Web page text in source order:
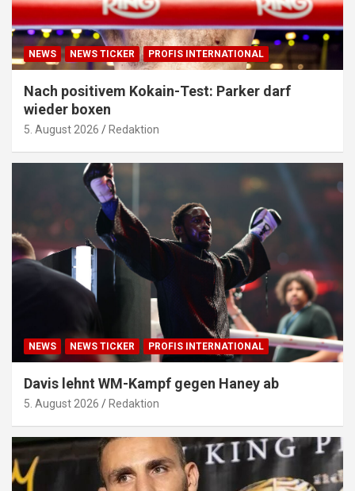
NEWS NEWS TICKER PROFIS INTERNATIONAL
Nach positivem Kokain-Test: Parker darf
wieder boxen
5. August 2026 Redaktion
NEWS NEWS TICKER PROFIS INTERNATIONAL
Davis lehnt WM-Kampf gegen Haney ab
5. August 2026 Redaktion